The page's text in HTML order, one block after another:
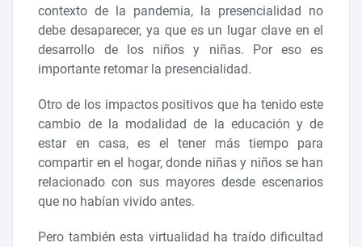
contexto de la pandemia, la presencialidad no
debe desaparecer, ya que es un lugar clave en el
desarrollo de los niños y niñas. Por eso es
importante retomar la presencialidad.
Otro de los impactos positivos que ha tenido este
cambio de la modalidad de la educación y de
estar en casa, es el tener más tiempo para
compartir en el hogar, donde niñas y niños se han
relacionado con sus mayores desde escenarios
que no habían vivido antes.
Pero también esta virtualidad ha traído dificultad